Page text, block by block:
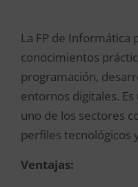
La FP de
conocimientos
programación,
entornos digitales.
uno de los sectores
perfiles tecnológicos
Ventajas: